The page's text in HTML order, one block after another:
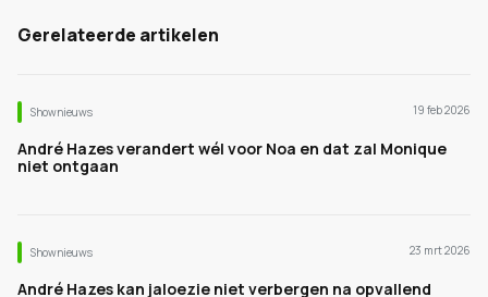
Gerelateerde artikelen
Shownieuws 19 feb 2026
André Hazes verandert wél voor Noa en dat zal Monique
niet ontgaan
Shownieuws 23 mrt 2026
André Hazes kan jaloezie niet verbergen na opvallend